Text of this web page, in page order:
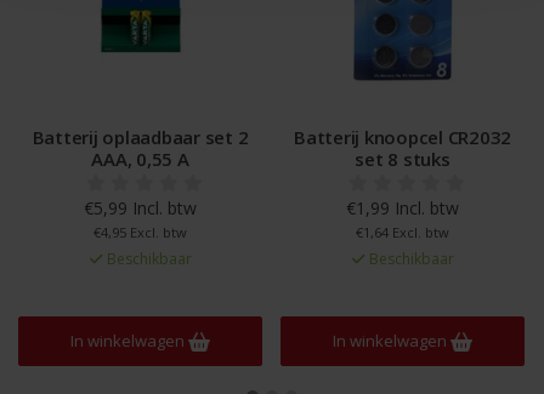
Batterij oplaadbaar set 2
AAA, 0,55 A
€5,99 Incl. btw
€4,95 Excl. btw
Beschikbaar
In winkelwagen
Batterij knoopcel CR2032
set 8 stuks
€1,99 Incl. btw
€1,64 Excl. btw
Beschikbaar
In winkelwagen